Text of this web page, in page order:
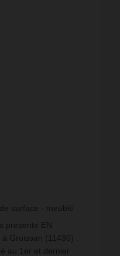
surface
meublé
présente EN
Gruissan (11430) :
au 1er et dernier